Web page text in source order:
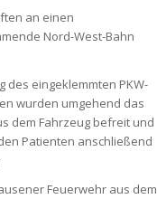
an einen
Nord-West-Bahn
des eingeklemmten PKW-
wurden umgehend das
dem Fahrzeug befreit und
Patienten anschließend
Feuerwehr aus dem